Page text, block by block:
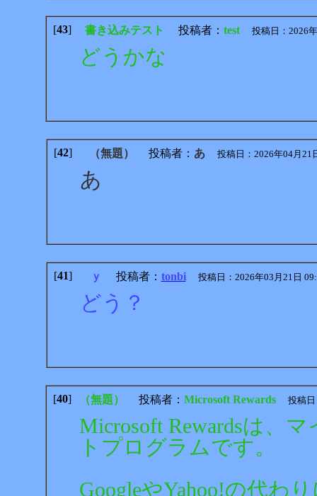
[43] 書き込みテスト 投稿者： test 投稿日：2026
どうかな
[42] （無題） 投稿者： あ 投稿日：2026年04月21
あ
[41] ｙ 投稿者： tonbi 投稿日：2026年03月21日
どう？
[40] （無題） 投稿者： Microsoft Rewards 投稿日
Microsoft Rewardsは、
トプログラムです。
GoogleやYahoo!の代わ